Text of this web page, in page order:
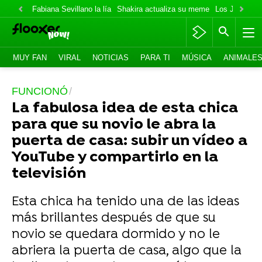
Fabiana Sevillano la lía Shakira actualiza su meme Los Jonas
MUY FAN VIRAL NOTICIAS PARA TI MÚSICA ANIMALES
FUNCIONÓ
La fabulosa idea de esta chica
para que su novio le abra la
puerta de casa: subir un vídeo a
YouTube y compartirlo en la
televisión
Esta chica ha tenido una de las ideas
más brillantes después de que su
novio se quedara dormido y no le
abriera la puerta de casa, algo que la